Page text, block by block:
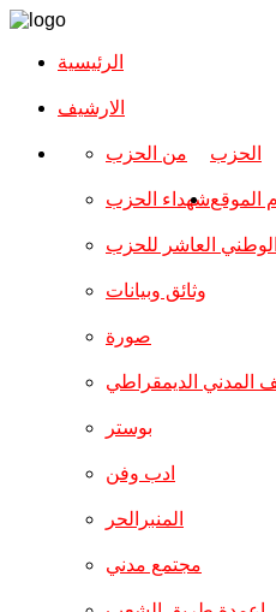
الرئيسية
الارشیف
الحزب من الحزب
شهداء الحزب
الوطني العاشر للحزب
وثائق وبيانات
الموقع
صورة
المدني الديمقراطي
بوستر
ادب وفن
المنبرالحر
مجتمع مدني